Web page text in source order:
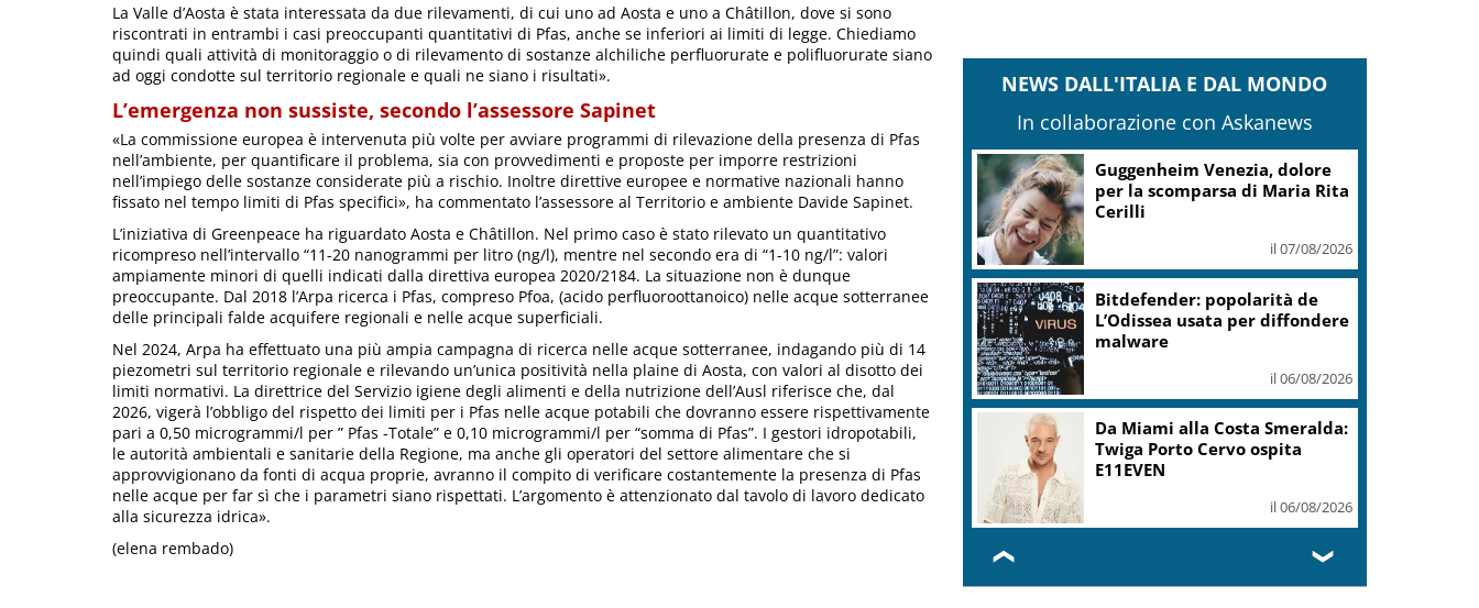
La Valle d’Aosta è stata interessata da due rilevamenti, di cui uno ad Aosta e uno a Châtillon, dove si sono
riscontrati in entrambi i casi preoccupanti quantitativi di Pfas, anche se inferiori ai limiti di legge. Chiediamo
quindi quali attività di monitoraggio o di rilevamento di sostanze alchiliche perfluorurate e polifluorurate siano
ad oggi condotte sul territorio regionale e quali ne siano i risultati».
L’emergenza non sussiste, secondo l’assessore Sapinet
«La commissione europea è intervenuta più volte per avviare programmi di rilevazione della presenza di Pfas
nell’ambiente, per quantificare il problema, sia con provvedimenti e proposte per imporre restrizioni
nell’impiego delle sostanze considerate più a rischio. Inoltre direttive europee e normative nazionali hanno
fissato nel tempo limiti di Pfas specifici», ha commentato l’assessore al Territorio e ambiente Davide Sapinet.
L’iniziativa di Greenpeace ha riguardato Aosta e Châtillon. Nel primo caso è stato rilevato un quantitativo
ricompreso nell’intervallo “11-20 nanogrammi per litro (ng/l), mentre nel secondo era di “1-10 ng/l”: valori
ampiamente minori di quelli indicati dalla direttiva europea 2020/2184. La situazione non è dunque
preoccupante. Dal 2018 l’Arpa ricerca i Pfas, compreso Pfoa, (acido perfluoroottanoico) nelle acque sotterranee
delle principali falde acquifere regionali e nelle acque superficiali.
Nel 2024, Arpa ha effettuato una più ampia campagna di ricerca nelle acque sotterranee, indagando più di 14
piezometri sul territorio regionale e rilevando un’unica positività nella plaine di Aosta, con valori al disotto dei
limiti normativi. La direttrice del Servizio igiene degli alimenti e della nutrizione dell’Ausl riferisce che, dal
2026, vigerà l’obbligo del rispetto dei limiti per i Pfas nelle acque potabili che dovranno essere rispettivamente
pari a 0,50 microgrammi/l per ” Pfas -Totale” e 0,10 microgrammi/l per “somma di Pfas”. I gestori idropotabili,
le autorità ambientali e sanitarie della Regione, ma anche gli operatori del settore alimentare che si
approvvigionano da fonti di acqua proprie, avranno il compito di verificare costantemente la presenza di Pfas
nelle acque per far sì che i parametri siano rispettati. L’argomento è attenzionato dal tavolo di lavoro dedicato
alla sicurezza idrica».
(elena rembado)
NEWS DALL'ITALIA E DAL MONDO
In collaborazione con Askanews
Guggenheim Venezia, dolore
per la scomparsa di Maria Rita
Cerilli
il 07/08/2026
Bitdefender: popolarità de
L’Odissea usata per diffondere
malware
il 06/08/2026
Da Miami alla Costa Smeralda:
Twiga Porto Cervo ospita
E11EVEN
il 06/08/2026
❮ ❯